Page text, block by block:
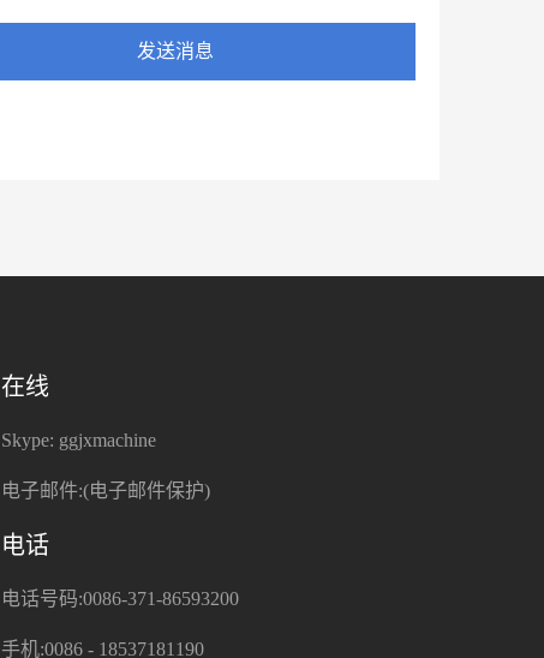
发送消息
在线
Skype: ggjxmachine
电子邮件:(电子邮件保护)
电话
电话号码:0086-371-86593200
手机:0086 - 18537181190